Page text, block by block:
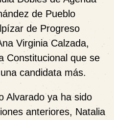
de Pueblo
de Progreso
Virginia Calzada,
Constitucional que se
candidata más.
Alvarado ya ha sido
anteriores, Natalia